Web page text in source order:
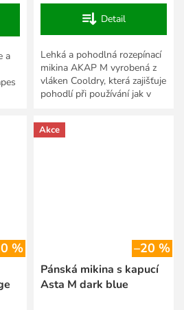
a
Detail
Lehká a pohodlná rozepínací
mikina AKAP M vyrobená z
vláken Cooldry, která zajišťuje
pohodlí při používání jak v
dnech. Ideální...
%
Akce
–20 %
Pánská mikina s kapucí
Asta M dark blue